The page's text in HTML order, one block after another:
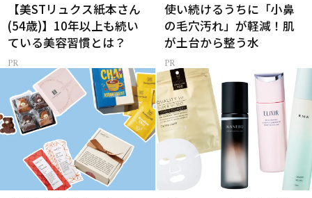
【美STリュクス紙本さん
(54歳)】10年以上も続い
ている美容習慣とは？
使い続けるうちに「小鼻
の毛穴汚れ」が軽減！肌
が土台から整う水